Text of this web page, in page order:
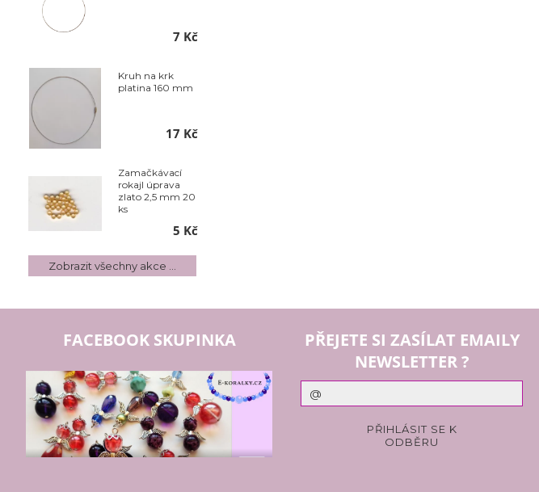
7 Kč
Kruh na krk
platina 160 mm
17 Kč
Zamačkávací
rokajl úprava
zlato 2,5 mm 20
ks
5 Kč
Zobrazit všechny akce ...
FACEBOOK SKUPINKA
PŘEJETE SI ZASÍLAT EMAILY
NEWSLETTER ?